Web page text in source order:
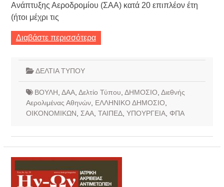
Ανάπτυξης Αεροδρομίου (ΣΑΑ) κατά 20 επιπλέον έτη
(ήτοι μέχρι τις
Διαβάστε περισσότερα
ΔΕΛΤΙΑ ΤΥΠΟΥ
ΒΟΥΛΗ ΔΑΑ, Δελτίο Τύπου ΔΗΜΟΣΙΟ Διεθνής
Αερολιμένας Αθηνών, ΕΛΛΗΝΙΚΟ ΔΗΜΟΣΙΟ
ΟΙΚΟΝΟΜΙΚΩΝ
ΣΑΑ, ΤΑΙΠΕΔ, ΥΠΟΥΡΓΕΙΑ, ΦΠΑ